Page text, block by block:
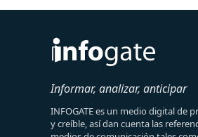
Informar, analizar, anticipar
INFOGATE es un medio digital de
y creíble, así dan cuenta las